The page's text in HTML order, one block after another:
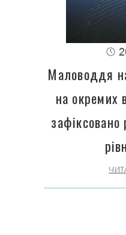
Маловоддя
на окремих
зафіксовано